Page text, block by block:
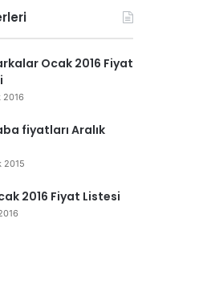
Ocak 2016 Fiyat
2016
fiyatları Aralık
2015
2016 Fiyat Listesi